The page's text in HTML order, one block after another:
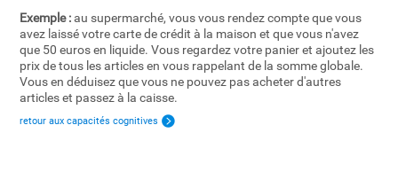
Exemple :au supermarché, vous vous rendez compte que vous
avez laissé votre carte de crédit à la maison et que vous n'avez
que 50 euros en liquide. Vous regardez votre panier et ajoutez les
prix de tous les articles en vous rappelant de la somme globale.
Vous en déduisez que vous ne pouvez pas acheter d'autres
articles et passez à la caisse.
retour aux capacités cognitives